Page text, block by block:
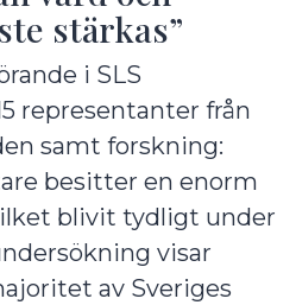
stärkas”
i SLS
representanter från
samt forskning:
besitter en enorm
­blivit tydligt under
visar
av Sveriges